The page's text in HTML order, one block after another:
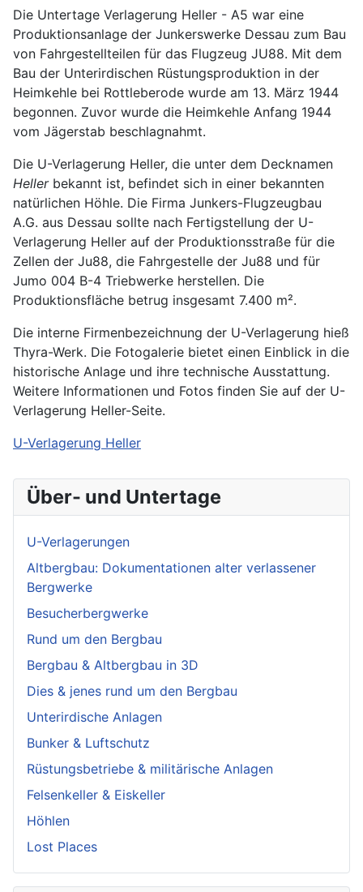
Die Untertage Verlagerung Heller - A5 war eine
Produktionsanlage der Junkerswerke Dessau zum Bau
von Fahrgestellteilen für das Flugzeug JU88. Mit dem
Bau der Unterirdischen Rüstungsproduktion in der
Heimkehle bei Rottleberode wurde am 13. März 1944
begonnen. Zuvor wurde die Heimkehle Anfang 1944
vom Jägerstab beschlagnahmt.
Die U-Verlagerung Heller, die unter dem Decknamen
Hellerbekannt ist, befindet sich in einer bekannten
natürlichen Höhle. Die Firma Junkers-Flugzeugbau
A.G. aus Dessau sollte nach Fertigstellung der U-
Verlagerung Heller auf der Produktionsstraße für die
Zellen der Ju88, die Fahrgestelle der Ju88 und für
Jumo 004 B-4 Triebwerke herstellen. Die
Produktionsfläche betrug insgesamt 7.400 m².
Die interne Firmenbezeichnung der U-Verlagerung hieß
Thyra-Werk. Die Fotogalerie bietet einen Einblick in die
historische Anlage und ihre technische Ausstattung.
Weitere Informationen und Fotos finden Sie auf der U-
Verlagerung Heller-Seite.
U-Verlagerung Heller
Über- und Untertage
U-Verlagerungen
Altbergbau: Dokumentationen alter verlassener
Bergwerke
Besucherbergwerke
Rund um den Bergbau
Bergbau & Altbergbau in 3D
Dies & jenes rund um den Bergbau
Unterirdische Anlagen
Bunker & Luftschutz
Rüstungsbetriebe & militärische Anlagen
Felsenkeller & Eiskeller
Höhlen
Lost Places